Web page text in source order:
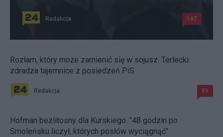
Redakcja 197
Rozłam, który może zamienić się w sojusz. Terlecki
zdradza tajemnice z posiedzeń PiS
Redakcja 89
Hofman bezlitosny dla Kurskiego. "48 godzin po
Smoleńsku liczył, których posłów wyciągnąć"